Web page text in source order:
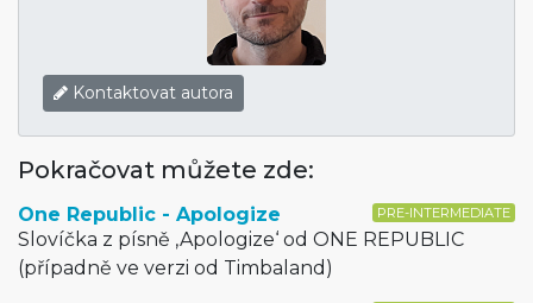
Kontaktovat autora
Pokračovat můžete zde:
PRE-INTERMEDIATE
One Republic - Apologize
Slovíčka z písně ‚Apologize‘ od ONE REPUBLIC
(případně ve verzi od Timbaland)